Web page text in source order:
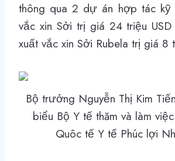
thông qua 2 dự án hợp tác kỹ
vắc xin Sởi trị giá 24 triệu
xuất vắc xin Sởi Rubela trị giá 8
Bộ trưởng Nguyễn Thị Kim
biểu Bộ Y tế thăm và làm
Quôc tế Y tế Phúc lợi